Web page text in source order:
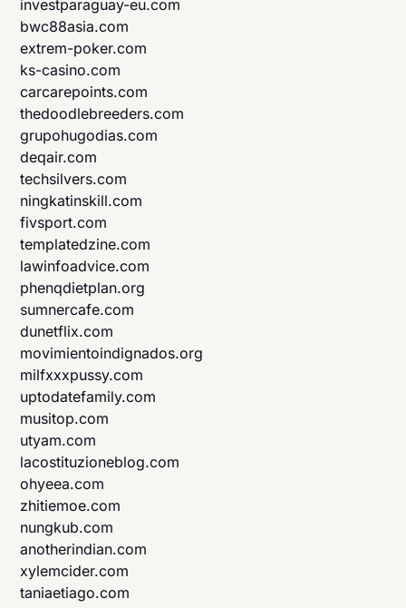
investparaguay-eu.com
bwc88asia.com
extrem-poker.com
ks-casino.com
carcarepoints.com
thedoodlebreeders.com
grupohugodias.com
deqair.com
techsilvers.com
ningkatinskill.com
fivsport.com
templatedzine.com
lawinfoadvice.com
phenqdietplan.org
sumnercafe.com
dunetflix.com
movimientoindignados.org
milfxxxpussy.com
uptodatefamily.com
musitop.com
utyam.com
lacostituzioneblog.com
ohyeea.com
zhitiemoe.com
nungkub.com
anotherindian.com
xylemcider.com
taniaetiago.com